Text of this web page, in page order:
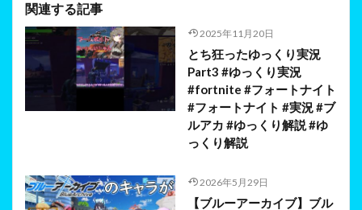
関連する記事
2025年11月20日
とち狂ったゆっくり実況
Part3 #ゆっくり実況
#fortnite #フォートナイト
#フォートナイト #実況 #ブ
ルアカ #ゆっくり解説 #ゆ
っくり解説
2026年5月29日
【ブルーアーカイブ】ブル